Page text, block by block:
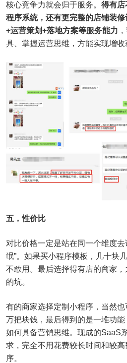
核心竞争力就会归于服务。 得有店
程序系统，还有更完整的店铺装
+运营策划+落地方案等服务能力
具、掌握运营思维，方能实现增收
五，性价比
对比价格一定是站在同一个维度
氓”。如果买小程序模板，几十块
不敢用。最后选择得有店的商家
的坑。
有的商家选择定制小程序，当然
万把块钱，最后得到的是一堆功能
如何具备营销思维。现成的SaaS
求，完全不用花费较长时间和较
序。